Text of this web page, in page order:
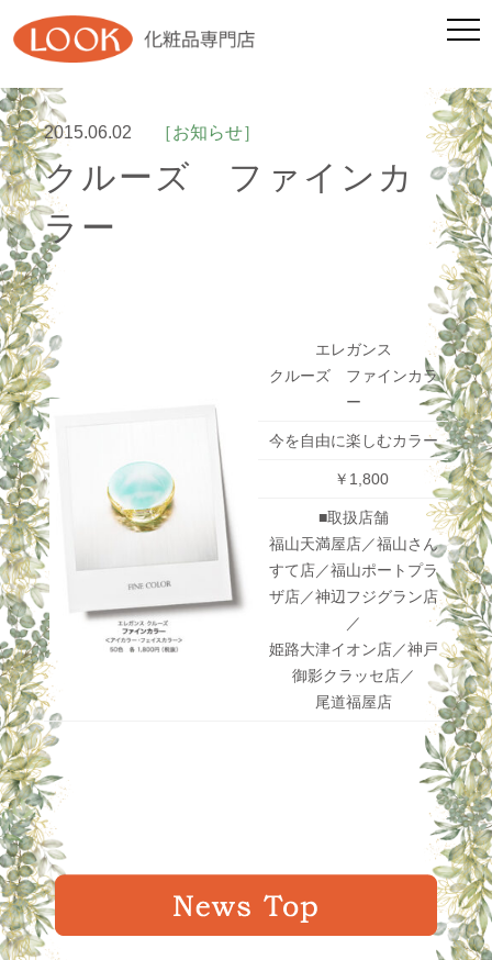
2015.06.02 ［お知らせ］
クルーズ ファインカ
ラー
エレガンス
クルーズ ファインカラ
ー
今を自由に楽しむカラー
￥1,800
■取扱店舗
福山天満屋店／福山さん
すて店／福山ポートプラ
ザ店／神辺フジグラン店
／
姫路大津イオン店／神戸
御影クラッセ店／
尾道福屋店